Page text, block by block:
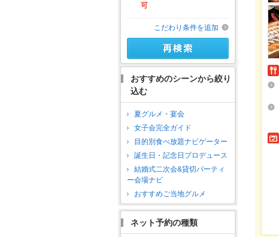
可
こだわり条件を追加
おすすめのシーンから絞り
込む
夏グルメ・宴会
女子会完全ガイド
目的別食べ放題ナビゲーター
誕生日・記念日プロデュース
結婚式二次会&貸切パーティ
ー会場ナビ
おすすめご当地グルメ
ネット予約の種類